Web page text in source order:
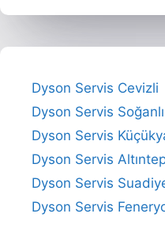
Dyson Servis Cevizli
Dyson Servis
Dyson Servis
Dyson Servis
Dyson Servis
Dyson Servis